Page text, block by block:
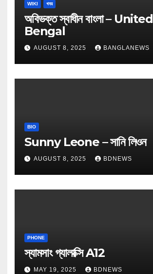
WIKI খবর
অবিভক্ত স্বাধীন বাংলা – United
Bengal
AUGUST 8, 2025 BANGLANEWS
BIO
Sunny Leone – সানি লিওন
AUGUST 8, 2025 BDNEWS
PHONE
স্যামসাং গ্যালাক্সি A12
MAY 19, 2025 BDNEWS